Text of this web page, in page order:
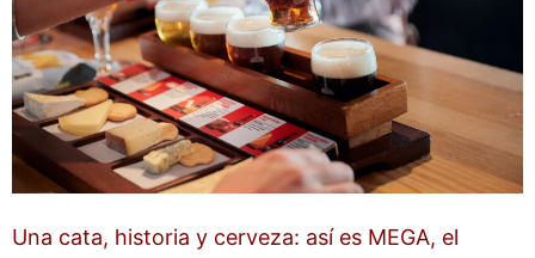
Una cata, historia y cerveza: así es MEGA, el